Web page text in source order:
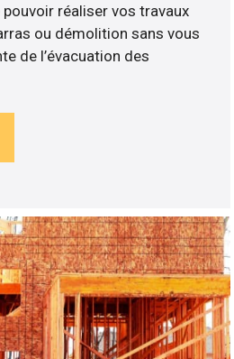
réaliser vos travaux
ou démolition sans vous
de l’évacuation des